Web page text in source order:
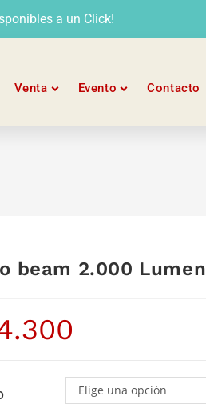
a un Click!
Venta Evento Contacto
beam 2.000 Lumen
Elige una opción